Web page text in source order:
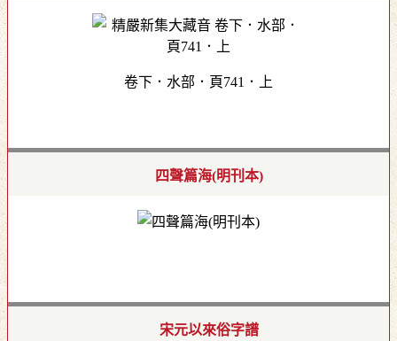
卷下．水部．頁741．上
四聲篇海(明刊本)
宋元以來俗字譜